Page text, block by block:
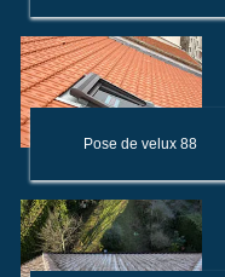
Pose de velux 88